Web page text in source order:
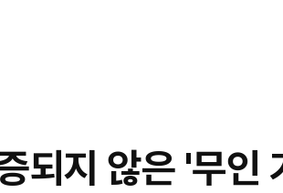
되지 않은 '무인